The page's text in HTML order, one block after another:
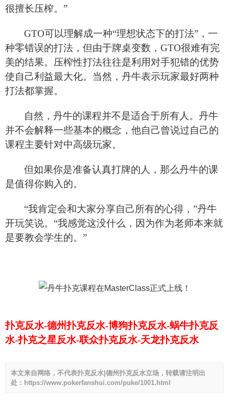
很擅长压榨。”
GTO可以理解成一种“理想状态下的打法”，一
种零错误的打法，但由于牌桌变数，GTO很难有完
美的结果。压榨性打法往往是利用对手犯错的优势
使自己利益最大化。当然，丹牛表示玩家最好两种
打法都掌握。
自然，丹牛的课程并不是适合于所有人。丹牛
并不会解释一些基本的概念，他自己曾说过自己的
课程主要针对中高级玩家。
但如果你是准备认真打牌的人，那么丹牛的课
是值得你购入的。
“我肯定会和大家分享自己所有的心得，”丹牛
开玩笑说。“我感觉这没什么，因为作为老师本来就
是要教会学生的。”
扑克反水-德州扑克反水-博狗扑克反水-蜗牛扑克反
水-扑克之星反水-联众扑克反水-天龙扑克反水
本文来自网络，不代表扑克反水|德州扑克反水立场，转载请注明出
处：https://www.pokerfanshui.com/puke/1001.html